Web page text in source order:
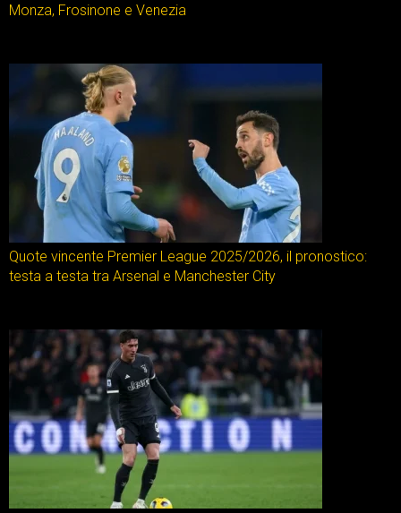
Monza, Frosinone e Venezia
Quote vincente Premier League 2025/2026, il pronostico:
testa a testa tra Arsenal e Manchester City